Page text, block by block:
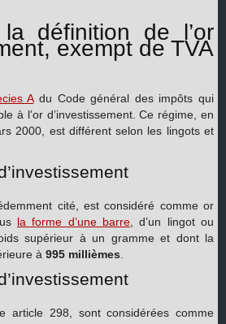
définition de l’or
exempt de TVA
Adu Code général des impôts qui
à l’or d’investissement. Ce régime, en
2000, est différent selon les lingots et
cité, est considéré comme or
la forme d’une barre , d’un lingot ou
supérieur à un gramme et dont la
à 995 millièmes
article 298, sont considérées comme